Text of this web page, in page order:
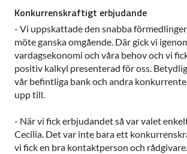
Konkurrenskraftigt erbjudande
- Vi uppskattade den snabba
möte ganska omgående. Där gick vi
vardagsekonomi och våra behov och vi
positiv kalkyl presenterad för oss.
vår befintliga bank och andra
upp till.
- När vi fick erbjudandet så var valet
Cecilia. Det var inte bara ett
vi fick en bra kontaktperson och